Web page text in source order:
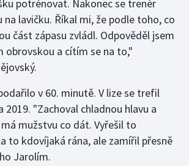
potrénovat. Nakonec se trenér
na lavičku. Říkal mi, že podle toho, co
část zápasu zvládl. Odpověděl jsem
obrovskou a cítím se na to,"
v 60. minutě. V lize se trefil
2019. "Zachoval chladnou hlavu a
mužstvu co dát. Vyřešil to
to kdovíjaká rána, ale zamířil přesně
Jarolím.